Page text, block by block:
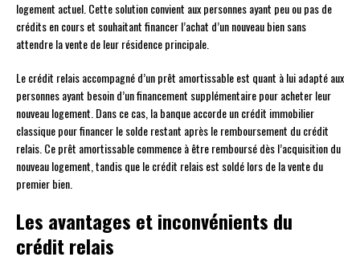
logement actuel. Cette solution convient aux personnes ayant peu ou pas de
crédits en cours et souhaitant financer l’achat d’un nouveau bien sans
attendre la vente de leur résidence principale.
Le crédit relais accompagné d’un prêt amortissable est quant à lui adapté aux
personnes ayant besoin d’un financement supplémentaire pour acheter leur
nouveau logement. Dans ce cas, la banque accorde un crédit immobilier
classique pour financer le solde restant après le remboursement du crédit
relais. Ce prêt amortissable commence à être remboursé dès l’acquisition du
nouveau logement, tandis que le crédit relais est soldé lors de la vente du
premier bien.
Les avantages et inconvénients du
crédit relais